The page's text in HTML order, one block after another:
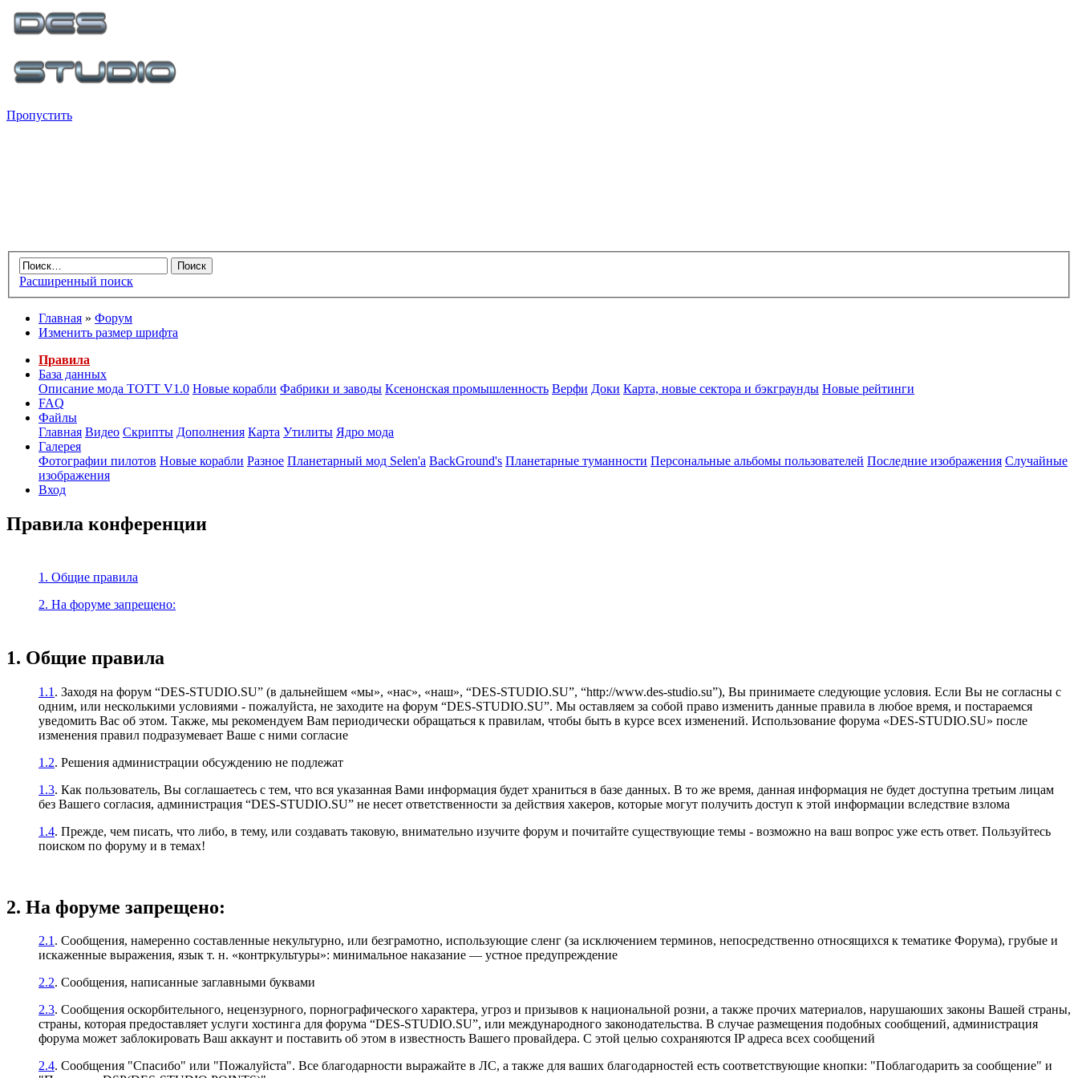
Пропустить
Расширенный поиск
Главная » Форум
Изменить размер шрифта
Правила
База данных
Описание мода ТОТТ V1.0 Новые корабли Фабрики и заводы Ксенонская промышленность Верфи Доки Карта, новые сектора и бэкграунды Новые рейтинги
FAQ
Файлы
Главная Видео Скрипты Дополнения Карта Утилиты Ядро мода
Галерея
Фотографии пилотов Новые корабли Разное Планетарный мод Selen'a BackGround's Планетарные туманности Персональные альбомы пользователей Последние изображения Случайные
изображения
Вход
Правила конференции
1. Общие правила
2. На форуме запрещено:
1. Общие правила
1.1 . Заходя на форум “DES-STUDIO.SU” (в дальнейшем «мы», «нас», «наш», “DES-STUDIO.SU”, “http://www.des-studio.su”), Вы принимаете следующие условия. Если Вы не согласны с
одним, или несколькими условиями - пожалуйста, не заходите на форум “DES-STUDIO.SU”. Мы оставляем за собой право изменить данные правила в любое время, и постараемся
уведомить Вас об этом. Также, мы рекомендуем Вам периодически обращаться к правилам, чтобы быть в курсе всех изменений. Использование форума «DES-STUDIO.SU» после
изменения правил подразумевает Ваше с ними согласие
1.2. Решения администрации обсуждению не подлежат
1.3. Как пользователь, Вы соглашаетесь с тем, что вся указанная Вами информация будет храниться в базе данных. В то же время, данная информация не будет доступна третьим лицам
без Вашего согласия, администрация “DES-STUDIO.SU” не несет ответственности за действия хакеров, которые могут получить доступ к этой информации вследствие взлома
1.4. Прежде, чем писать, что либо, в тему, или создавать таковую, внимательно изучите форум и почитайте существующие темы - возможно на ваш вопрос уже есть ответ. Пользуйтесь
поиском по форуму и в темах!
2. На форуме запрещено:
2.1. Сообщения, намеренно составленные некультурно, или безграмотно, использующие сленг (за исключением терминов, непосредственно относящихся к тематике Форума), грубые и
искаженные выражения, язык т. н. «контркультуры»: минимальное наказание — устное предупреждение
2.2. Сообщения, написанные заглавными буквами
2.3. Сообщения оскорбительного, нецензурного, порнографического характера, угроз и призывов к национальной розни, а также прочих материалов, нарушаюших законы Вашей страны,
страны, которая предоставляет услуги хостинга для форума “DES-STUDIO.SU”, или международного законодательства. В случае размещения подобных сообщений, администрация
форума может заблокировать Ваш аккаунт и поставить об этом в известность Вашего провайдера. С этой целью сохраняются IP адреса всех сообщений
2.4. Сообщения "Спасибо" или "Пожалуйста". Все благодарности выражайте в ЛС, а также для ваших благодарностей есть соответствующие кнопки: "Поблагодарить за сообщение" и